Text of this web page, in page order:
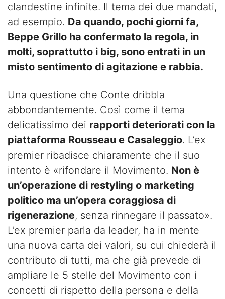
clandestine infinite. Il tema dei due mandati,
ad esempio. Da quando, pochi giorni fa,
Beppe Grillo ha confermato la regola, in
molti, soprattutto i big, sono entrati in un
misto sentimento di agitazione e rabbia.
Una questione che Conte dribbla
abbondantemente. Così come il tema
delicatissimo dei rapporti deteriorati con la
piattaforma Rousseau e Casaleggio. L’ex
premier ribadisce chiaramente che il suo
intento è «rifondare il Movimento. Non è
un’operazione di restyling o marketing
politico ma un’opera coraggiosa di
rigenerazione, senza rinnegare il passato».
L’ex premier parla da leader, ha in mente
una nuova carta dei valori, su cui chiederà il
contributo di tutti, ma che già prevede di
ampliare le 5 stelle del Movimento con i
concetti di rispetto della persona e della